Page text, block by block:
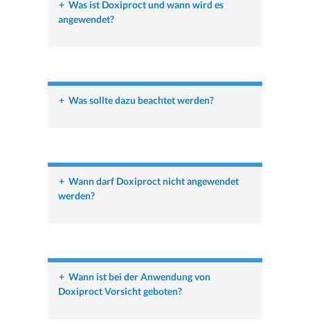
+ Was ist Doxiproct und wann wird es
angewendet?
+ Was sollte dazu beachtet werden?
+ Wann darf Doxiproct nicht angewendet
werden?
+ Wann ist bei der Anwendung von
Doxiproct Vorsicht geboten?